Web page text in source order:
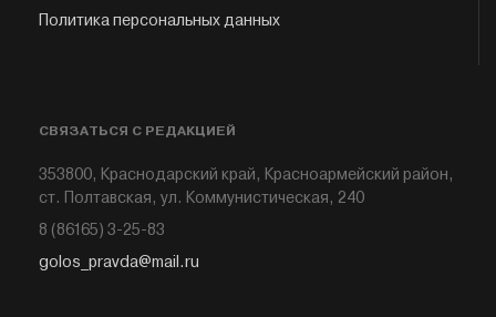
Политика персональных данных
СВЯЗАТЬСЯ С РЕДАКЦИЕЙ
353800, Краснодарский край, Красноармейский район,
ст. Полтавская, ул. Коммунистическая, 240
8 (86165) 3-25-83
golos_pravda@mail.ru